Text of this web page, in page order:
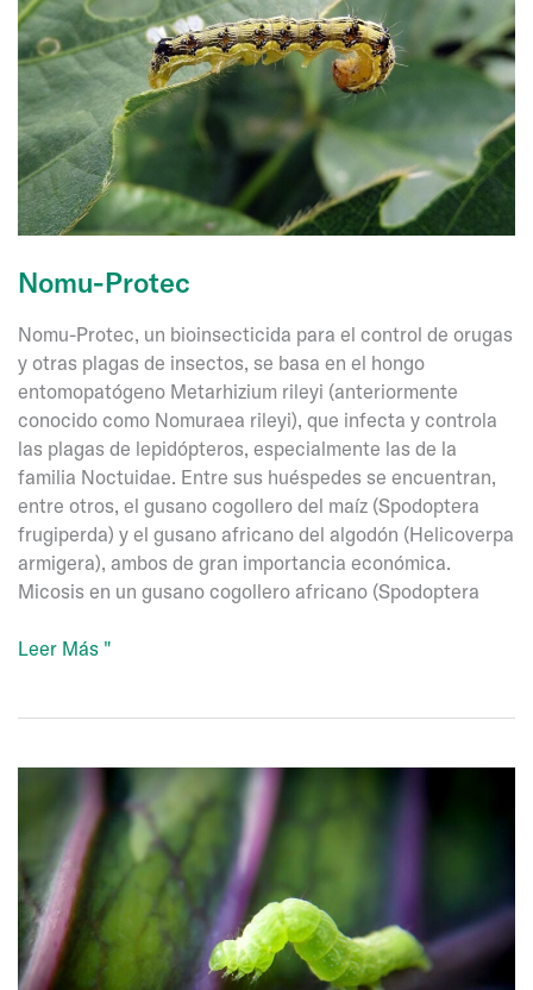
Nomu-Protec
Nomu-Protec, un bioinsecticida para el control de orugas
y otras plagas de insectos, se basa en el hongo
entomopatógeno Metarhizium rileyi (anteriormente
conocido como Nomuraea rileyi), que infecta y controla
las plagas de lepidópteros, especialmente las de la
familia Noctuidae. Entre sus huéspedes se encuentran,
entre otros, el gusano cogollero del maíz (Spodoptera
frugiperda) y el gusano africano del algodón (Helicoverpa
armigera), ambos de gran importancia económica.
Micosis en un gusano cogollero africano (Spodoptera
Nomu-
Leer Más "